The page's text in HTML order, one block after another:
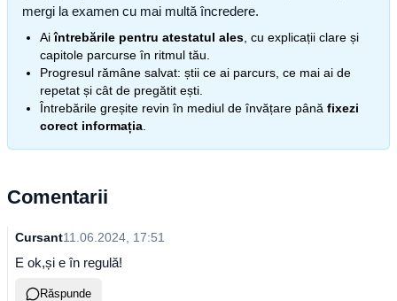
mergi la examen cu mai multă încredere.
Aiîntrebările pentru atestatul ales , cu explicații clare și
capitole parcurse în ritmul tău.
Progresul rămâne salvat: știi ce ai parcurs, ce mai ai de
repetat și cât de pregătit ești.
Întrebările greșite revin în mediul de învățare până fixezi
corect informația
Comentarii
Cursant11.06.2024, 17:51
E ok,și e în regulă!
Răspunde